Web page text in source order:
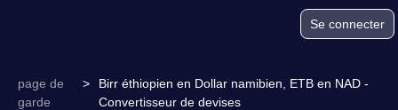
Se connecter
page de
garde
>
Birr éthiopien en Dollar namibien, ETB en NAD -
Convertisseur de devises